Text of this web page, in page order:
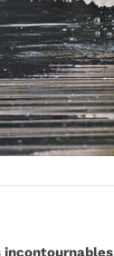
incontournables